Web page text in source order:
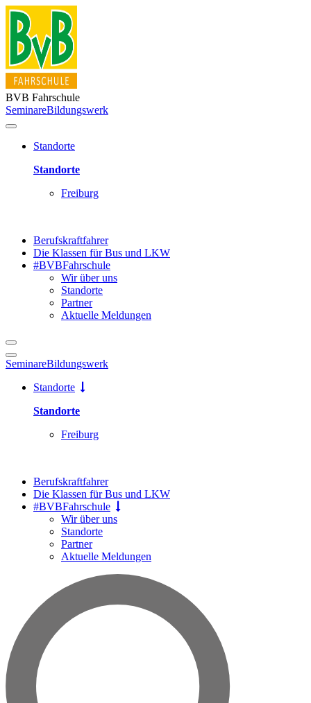
BVB Fahrschule
SeminareBildungswerk
Standorte
Standorte
Freiburg
Berufskraftfahrer
Die Klassen für Bus und LKW
#BVBFahrschule
Wir über uns
Standorte
Partner
Aktuelle Meldungen
SeminareBildungswerk
Standorte
Standorte
Freiburg
Berufskraftfahrer
Die Klassen für Bus und LKW
#BVBFahrschule
Wir über uns
Standorte
Partner
Aktuelle Meldungen